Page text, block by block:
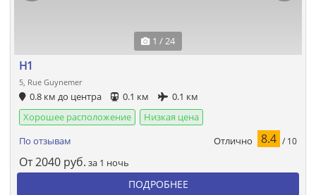
1 / 24
H1
5, Rue Guynemer
0.8 км до центра 0.1 км
0.1 км
Хорошее расположение
Низкая цена
По отзывам
Отлично 8.4 / 10
От2040 руб. за 1 ночь
ПОДРОБНЕЕ